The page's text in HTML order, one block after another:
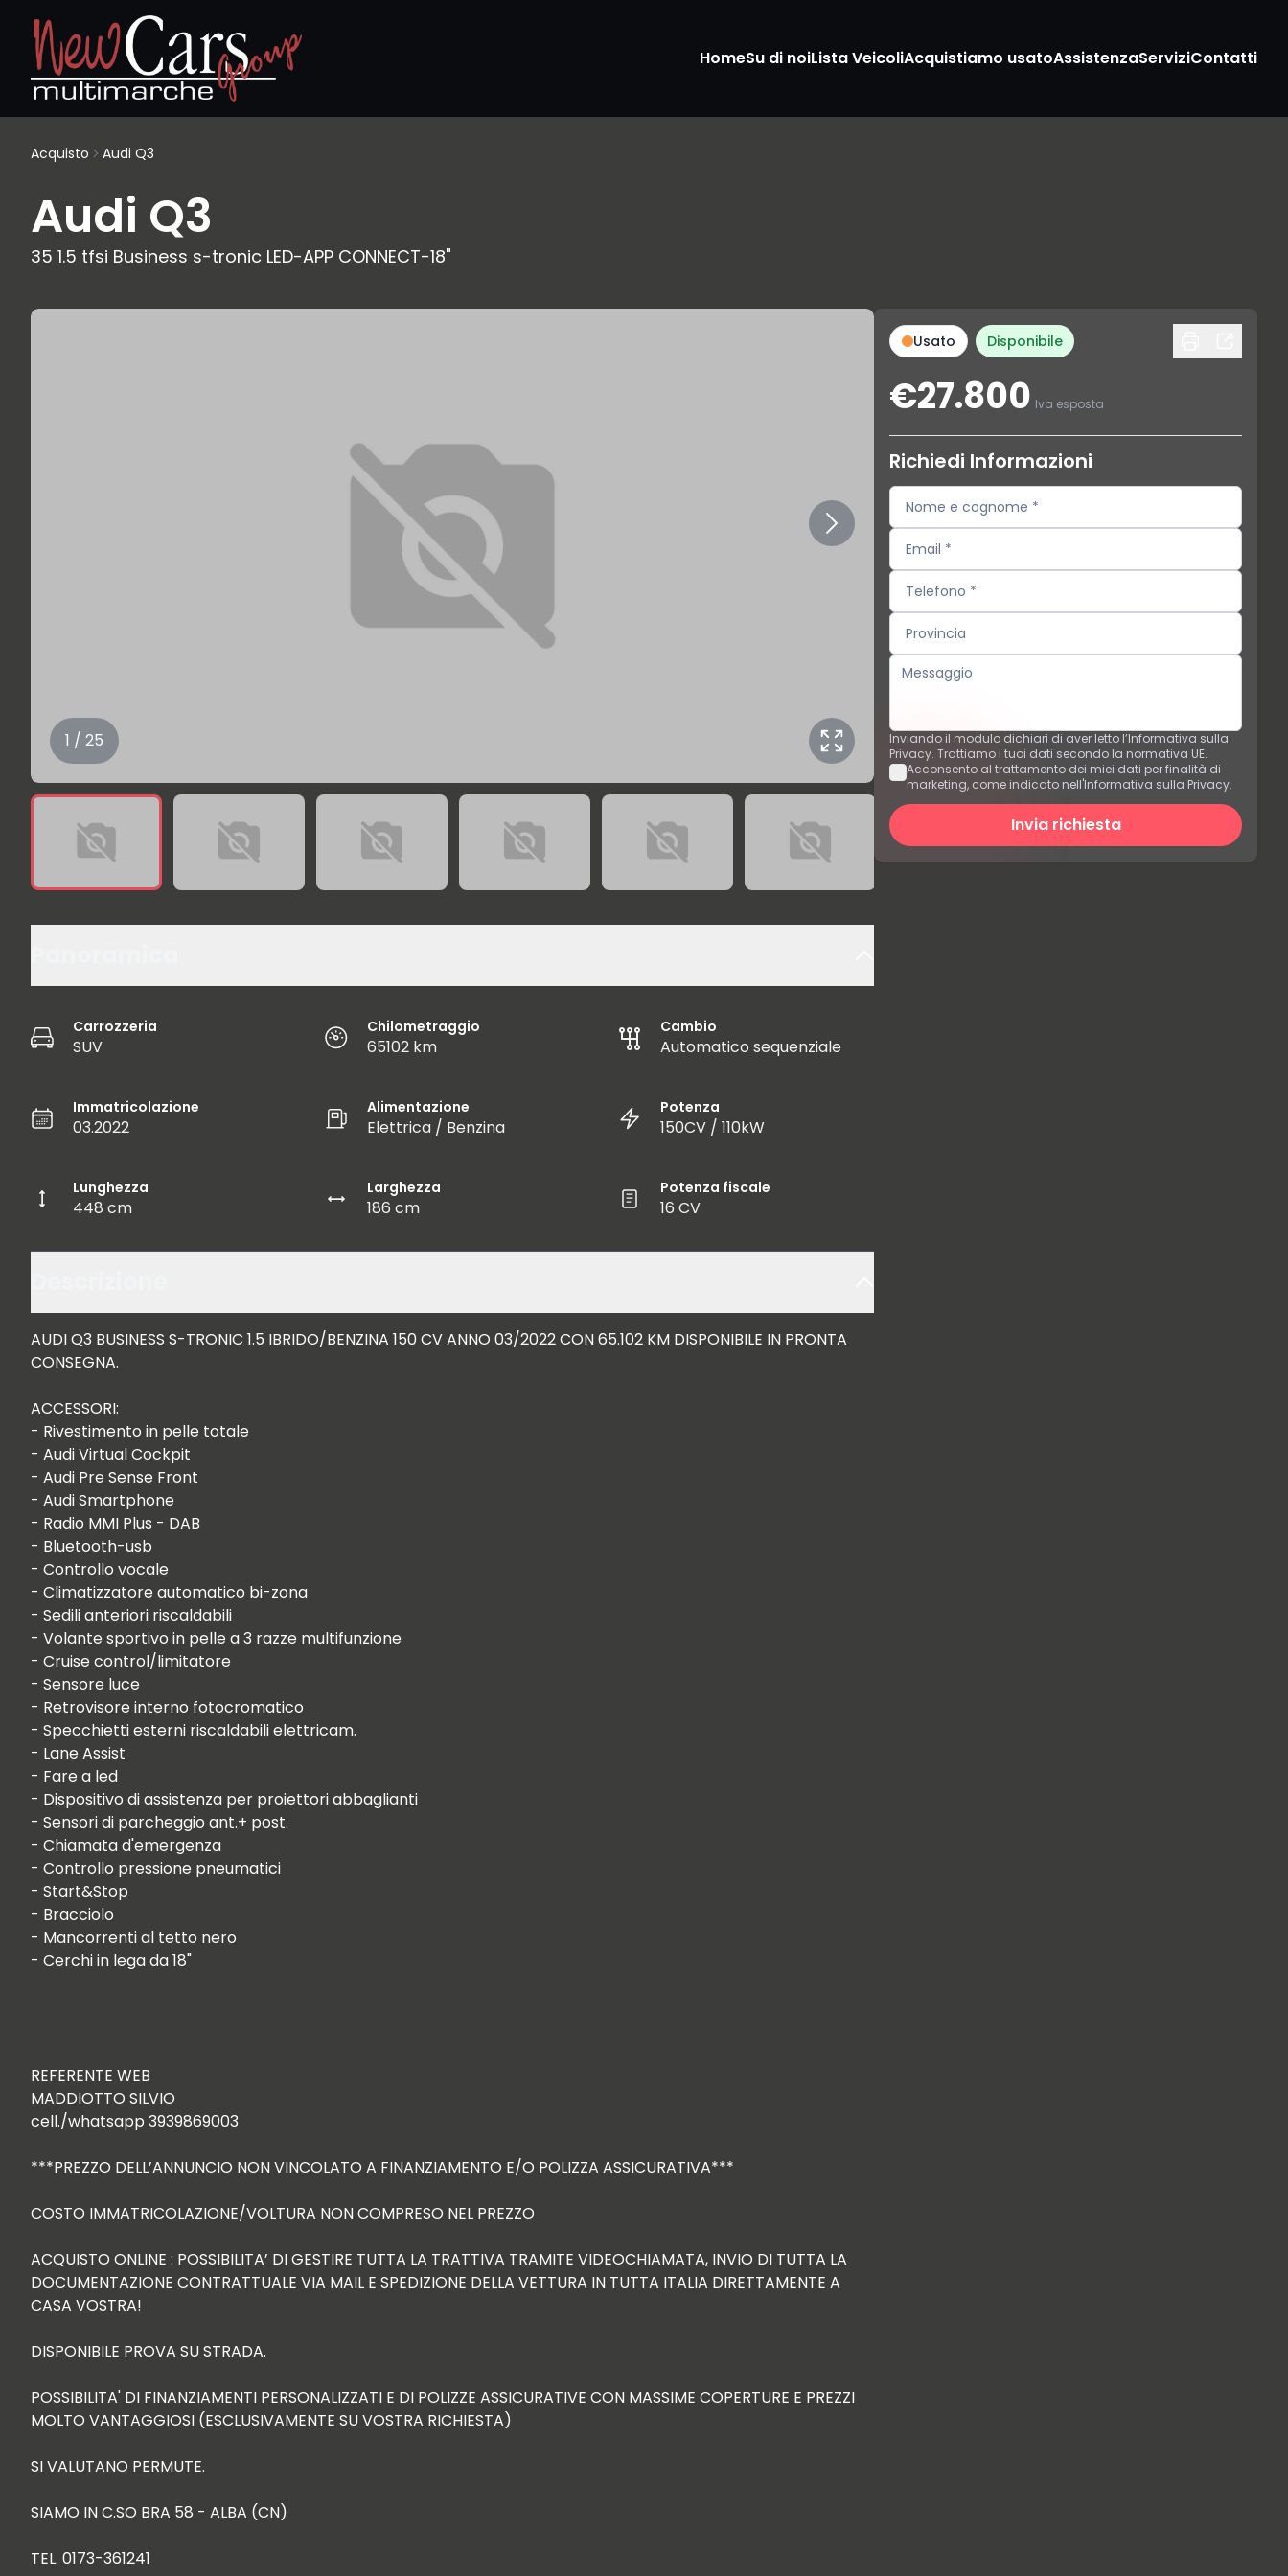
HomeSu di noiLista VeicoliAcquistiamo usatoAssistenzaServiziContatti
Acquisto Audi Q3
Audi Q3
35 1.5 tfsi Business s-tronic LED-APP CONNECT-18"
1 / 25
Carrozzeria
SUV
Chilometraggio
65102 km
Cambio
Automatico sequenziale
Immatricolazione
03.2022
Alimentazione
Elettrica / Benzina
Potenza
150CV / 110kW
Lunghezza
448 cm
Larghezza
186 cm
Potenza fiscale
16 CV
AUDI Q3 BUSINESS S-TRONIC 1.5 IBRIDO/BENZINA 150 CV ANNO 03/2022 CON 65.102 KM DISPONIBILE IN PRONTA
CONSEGNA.
ACCESSORI:
- Rivestimento in pelle totale
- Audi Virtual Cockpit
- Audi Pre Sense Front
- Audi Smartphone
- Radio MMI Plus - DAB
- Bluetooth-usb
- Controllo vocale
- Climatizzatore automatico bi-zona
- Sedili anteriori riscaldabili
- Volante sportivo in pelle a 3 razze multifunzione
- Cruise control/limitatore
- Sensore luce
- Retrovisore interno fotocromatico
- Specchietti esterni riscaldabili elettricam.
- Lane Assist
- Fare a led
- Dispositivo di assistenza per proiettori abbaglianti
- Sensori di parcheggio ant.+ post.
- Chiamata d'emergenza
- Controllo pressione pneumatici
- Start&Stop
- Bracciolo
- Mancorrenti al tetto nero
- Cerchi in lega da 18"
REFERENTE WEB
MADDIOTTO SILVIO
cell./whatsapp 3939869003
***PREZZO DELL’ANNUNCIO NON VINCOLATO A FINANZIAMENTO E/O POLIZZA ASSICURATIVA***
COSTO IMMATRICOLAZIONE/VOLTURA NON COMPRESO NEL PREZZO
ACQUISTO ONLINE : POSSIBILITA’ DI GESTIRE TUTTA LA TRATTIVA TRAMITE VIDEOCHIAMATA, INVIO DI TUTTA LA
DOCUMENTAZIONE CONTRATTUALE VIA MAIL E SPEDIZIONE DELLA VETTURA IN TUTTA ITALIA DIRETTAMENTE A
CASA VOSTRA!
DISPONIBILE PROVA SU STRADA.
POSSIBILITA' DI FINANZIAMENTI PERSONALIZZATI E DI POLIZZE ASSICURATIVE CON MASSIME COPERTURE E PREZZI
MOLTO VANTAGGIOSI (ESCLUSIVAMENTE SU VOSTRA RICHIESTA)
SI VALUTANO PERMUTE.
SIAMO IN C.SO BRA 58 - ALBA (CN)
TEL. 0173-361241
Usato Disponibile
€27.800 Iva esposta
Richiedi Informazioni
Inviando il modulo dichiari di aver letto l’Informativa sulla
Privacy. Trattiamo i tuoi dati secondo la normativa UE.
Acconsento al trattamento dei miei dati per finalità di
marketing, come indicato nell'Informativa sulla Privacy.
Invia richiesta